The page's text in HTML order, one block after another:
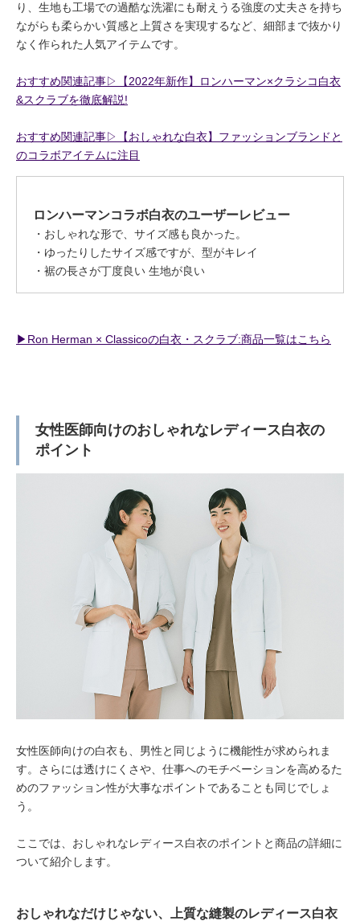
り、生地も工場での過酷な洗濯にも耐えうる強度の丈夫さを持ち
ながらも柔らかい質感と上質さを実現するなど、細部まで抜かり
なく作られた人気アイテムです。
おすすめ関連記事▷【2022年新作】ロンハーマン×クラシコ白衣
&スクラブを徹底解説!
おすすめ関連記事▷【おしゃれな白衣】ファッションブランドと
のコラボアイテムに注目
ロンハーマンコラボ白衣のユーザーレビュー
おしゃれな形で、サイズ感も良かった。
ゆったりしたサイズ感ですが、型がキレイ
裾の長さが丁度良い 生地が良い
▶︎Ron Herman × Classicoの白衣・スクラブ:商品一覧はこちら
女性医師向けのおしゃれなレディース白衣の
ポイント
女性医師向けの白衣も、男性と同じように機能性が求められま
す。さらには透けにくさや、仕事へのモチベーションを高めるた
めのファッション性が大事なポイントであることも同じでしょ
う。
ここでは、おしゃれなレディース白衣のポイントと商品の詳細に
ついて紹介します。
おしゃれなだけじゃない、上質な縫製のレディース白衣